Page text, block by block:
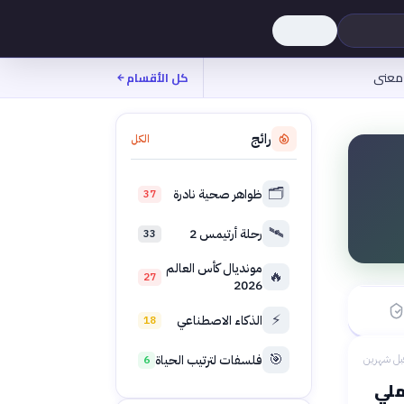
معنى كل الأقسام
الماضي
ابدأ ←
شهرين
رائج الكل
🗂️ ظواهر صحية نادرة 37
🛰️ رحلة أرتيمس 2 33
🔥 مونديال كأس العالم
2026
27
⚡ الذكاء الاصطناعي 18
🎯 فلسفات لترتيب الحياة 6